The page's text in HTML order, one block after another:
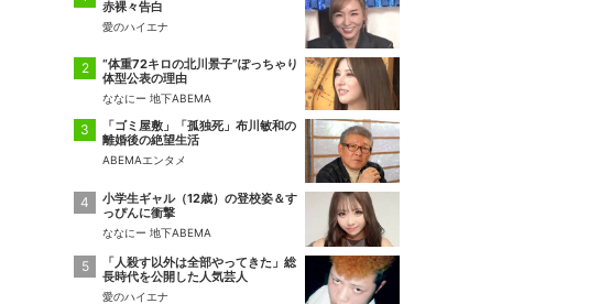
赤裸々告白
愛のハイエナ
“体重72キロの北川景子”ぽっちゃり
体型公表の理由
ななにー 地下ABEMA
「ゴミ屋敷」「孤独死」布川敏和の
離婚後の絶望生活
ABEMAエンタメ
小学生ギャル（12歳）の登校姿＆す
っぴんに衝撃
ななにー 地下ABEMA
「人殺す以外は全部やってきた」総
長時代を公開した人気芸人
愛のハイエナ